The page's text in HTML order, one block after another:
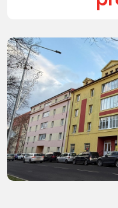
Další